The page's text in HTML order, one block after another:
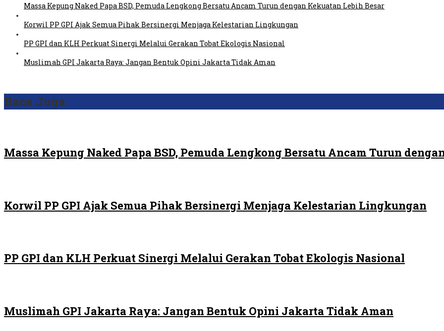
Massa Kepung Naked Papa BSD, Pemuda Lengkong Bersatu Ancam Turun dengan Kekuatan Lebih Besar
Korwil PP GPI Ajak Semua Pihak Bersinergi Menjaga Kelestarian Lingkungan
PP GPI dan KLH Perkuat Sinergi Melalui Gerakan Tobat Ekologis Nasional
Muslimah GPI Jakarta Raya: Jangan Bentuk Opini Jakarta Tidak Aman
Baca Juga
Massa Kepung Naked Papa BSD, Pemuda Lengkong Bersatu Ancam Turun
Korwil PP GPI Ajak Semua Pihak Bersinergi Menjaga Kelestarian Lingkungan
PP GPI dan KLH Perkuat Sinergi Melalui Gerakan Tobat Ekologis Nasional
Muslimah GPI Jakarta Raya: Jangan Bentuk Opini Jakarta Tidak Aman